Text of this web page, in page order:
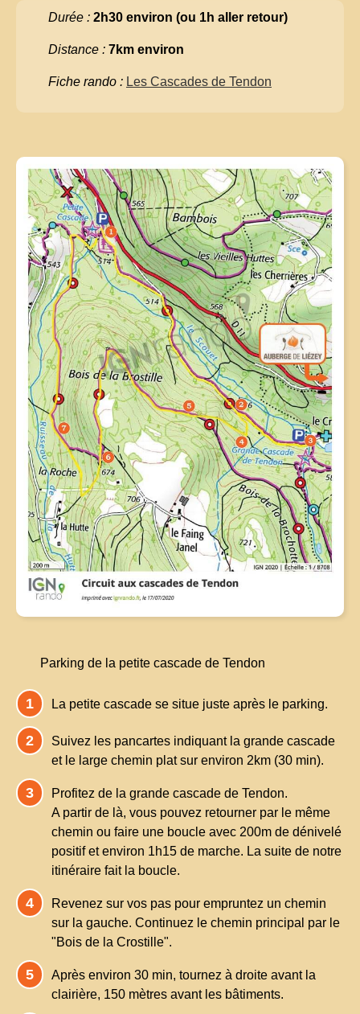
Durée : 2h30 environ (ou 1h aller retour)
Distance : 7km environ
Fiche rando : Les Cascades de Tendon
Parking de la petite cascade de Tendon
La petite cascade se situe juste après le parking.
Suivez les pancartes indiquant la grande cascade
et le large chemin plat sur environ 2km (30 min).
Profitez de la grande cascade de Tendon.
A partir de là, vous pouvez retourner par le même
chemin ou faire une boucle avec 200m de dénivelé
positif et environ 1h15 de marche. La suite de notre
itinéraire fait la boucle.
Revenez sur vos pas pour empruntez un chemin
sur la gauche. Continuez le chemin principal par le
"Bois de la Crostille".
Après environ 30 min, tournez à droite avant la
clairière, 150 mètres avant les bâtiments.